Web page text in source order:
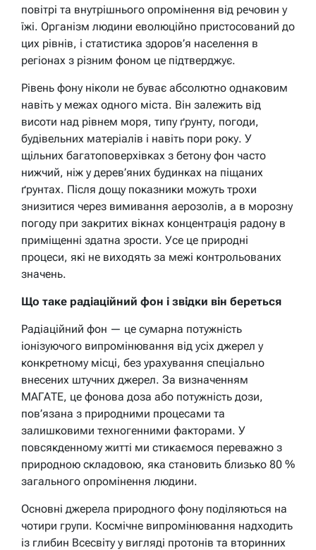
повітрі та внутрішнього опромінення від речовин у
їжі. Організм людини еволюційно пристосований до
цих рівнів, і статистика здоров’я населення в
регіонах з різним фоном це підтверджує.
Рівень фону ніколи не буває абсолютно однаковим
навіть у межах одного міста. Він залежить від
висоти над рівнем моря, типу ґрунту, погоди,
будівельних матеріалів і навіть пори року. У
щільних багатоповерхівках з бетону фон часто
нижчий, ніж у дерев’яних будинках на піщаних
ґрунтах. Після дощу показники можуть трохи
знизитися через вимивання аерозолів, а в морозну
погоду при закритих вікнах концентрація радону в
приміщенні здатна зрости. Усе це природні
процеси, які не виходять за межі контрольованих
значень.
Що таке радіаційний фон і звідки він береться
Радіаційний фон — це сумарна потужність
іонізуючого випромінювання від усіх джерел у
конкретному місці, без урахування спеціально
внесених штучних джерел. За визначенням
МАГАТЕ, це фонова доза або потужність дози,
пов’язана з природними процесами та
залишковими техногенними факторами. У
повсякденному житті ми стикаємося переважно з
природною складовою, яка становить близько 80 %
загального опромінення людини.
Основні джерела природного фону поділяються на
чотири групи. Космічне випромінювання надходить
із глибин Всесвіту у вигляді протонів та вторинних